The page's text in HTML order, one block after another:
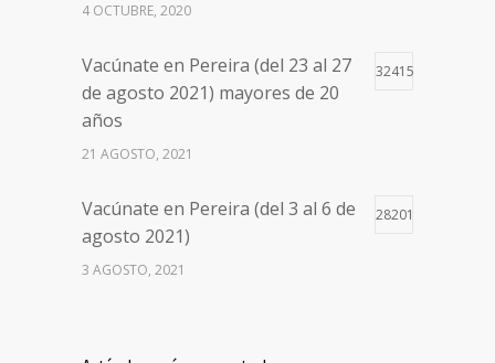
4 OCTUBRE, 2020
Vacúnate en Pereira (del 23 al 27
de agosto 2021) mayores de 20
años
32415
21 AGOSTO, 2021
Vacúnate en Pereira (del 3 al 6 de
agosto 2021)
28201
3 AGOSTO, 2021
de agosto 2021) mayores de 20